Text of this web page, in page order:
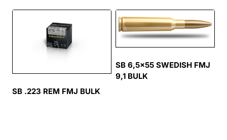
SB .223 REM FMJ BULK
SB 6,5×55 SWEDISH FMJ
9,1 BULK